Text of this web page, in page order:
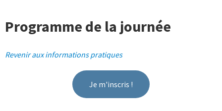
Programme de la journée
Revenir aux informations pratiques
Je m'inscris !